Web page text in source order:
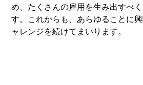
め、たくさんの雇用を生み出すべ
す。これからも、あらゆることに
ャレンジを続けてまいります。